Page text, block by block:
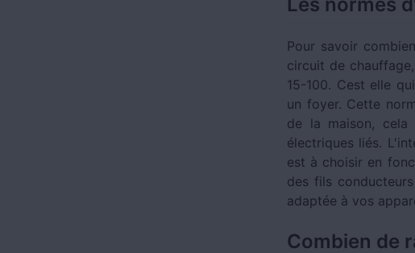
Pour savoir
circuit de
15-100. Cest elle
un foyer. Cette
de la maison, cela
électriques liés.
est à choisir en
des fils
adaptée à vos
Combien de